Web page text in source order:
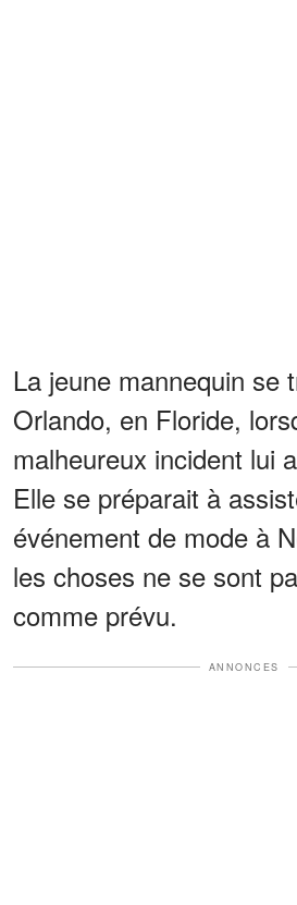
La jeune mannequin se
Orlando, en Floride,
malheureux incident lui
Elle se préparait à
événement de mode à
les choses ne se sont
comme prévu.
ANNONCES